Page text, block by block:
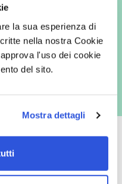
la sua esperienza di
nella nostra Cookie
l'uso dei cookie
del sito.
Mostra dettagli
679, acconsento
personali per finalità
invio di comunicazioni
ad es. newsletter ed e-mail
modalità tradizionali, quali ad
Spedizione gratuita